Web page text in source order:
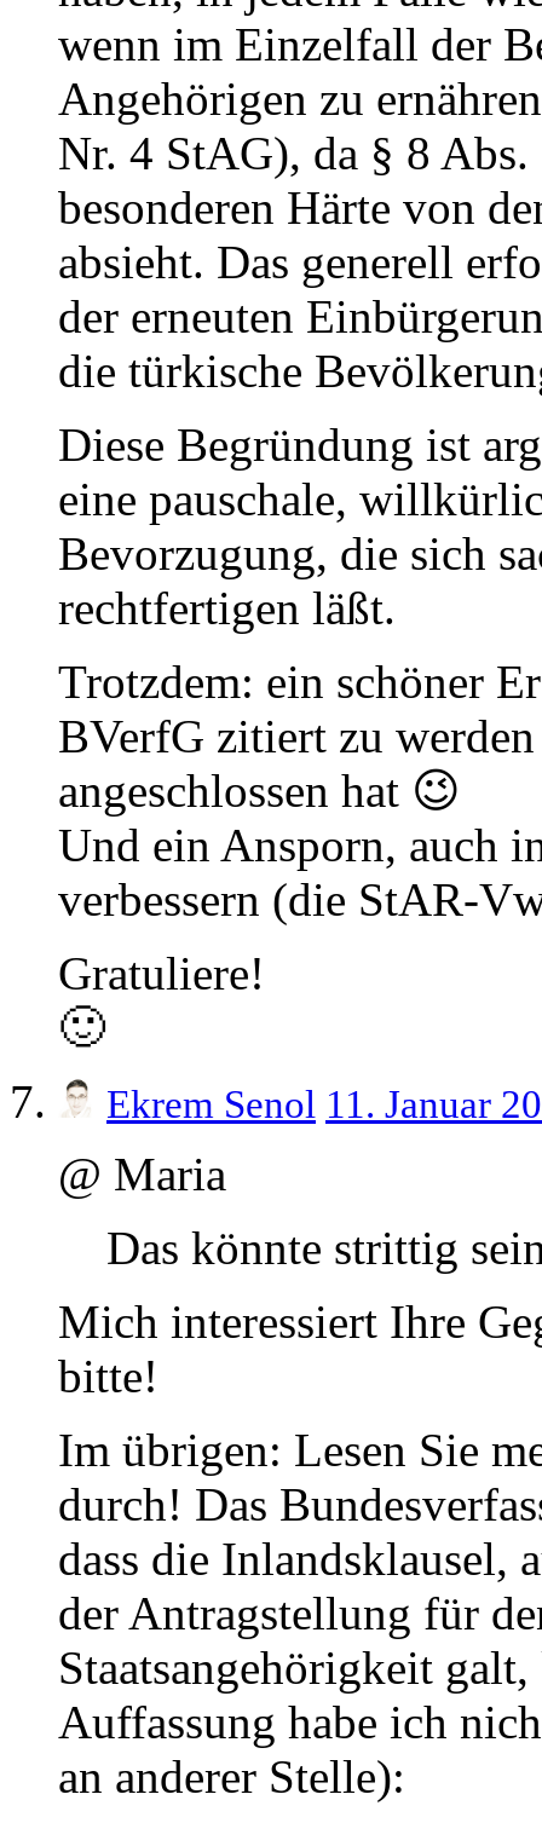
wenn im Einzelfall der
Angehörigen zu
Nr. 4 StAG), da § 8
besonderen Härte von
absieht. Das generell
der erneuten
die türkische
Diese Begründung ist
eine pauschale,
Bevorzugung, die sich
rechtfertigen läßt.
Trotzdem: ein schöner
BVerfG zitiert zu
angeschlossen hat 😉
Und ein Ansporn, auch
verbessern (die StAR-
Gratuliere!
🙂
Ekrem Senol 11. Januar
@ Maria
Das könnte strittig
Mich interessiert Ihre
bitte!
Im übrigen: Lesen Sie
durch! Das
dass die Inlandsklausel,
der Antragstellung für
Staatsangehörigkeit
Auffassung habe ich
an anderer Stelle):